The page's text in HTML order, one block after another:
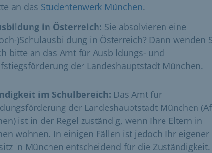
an das Studentenwerk München.
in Österreich: Sie absolvieren eine
)Schulausbildung in Österreich? Dann wenden
bitte an das Amt für Ausbildungs- und
der Landeshauptstadt München.
im Schulbereich: Das Amt für
der Landeshauptstadt München
ist in der Regel zuständig, wenn Ihre Eltern in
wohnen. In einigen Fällen ist jedoch Ihr eigener
in München entscheidend für die Zuständigkeit.